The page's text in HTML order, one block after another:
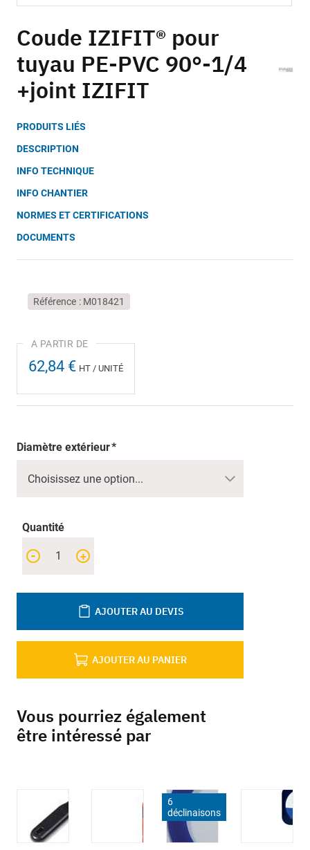
to
the
beginning
of
the
images
gallery
Coude IZIFIT® pour
tuyau PE-PVC 90°-1/4
+joint IZIFIT
PRODUITS LIÉS
DESCRIPTION
INFO TECHNIQUE
INFO CHANTIER
NORMES ET CERTIFICATIONS
DOCUMENTS
Référence M018421
62,84 € HT / UNITÉ
Diamètre extérieur
Quantité
+
-
AJOUTER AU PANIER
AJOUTER AU DEVIS
Vous pourriez également
être intéressé par
6
déclinaisons